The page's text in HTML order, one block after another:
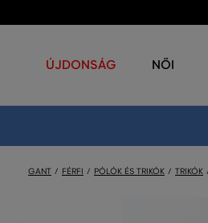
ÚJDONSÁG NŐI
GANT FÉRFI PÓLÓK ÉS TRIKÓK TRIKÓK